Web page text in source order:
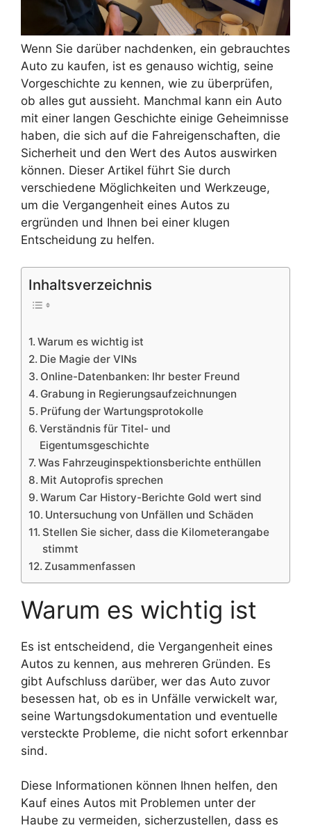
Wenn Sie darüber nachdenken, ein gebrauchtes
Auto zu kaufen, ist es genauso wichtig, seine
Vorgeschichte zu kennen, wie zu überprüfen,
ob alles gut aussieht. Manchmal kann ein Auto
mit einer langen Geschichte einige Geheimnisse
haben, die sich auf die Fahreigenschaften, die
Sicherheit und den Wert des Autos auswirken
können. Dieser Artikel führt Sie durch
verschiedene Möglichkeiten und Werkzeuge,
um die Vergangenheit eines Autos zu
ergründen und Ihnen bei einer klugen
Entscheidung zu helfen.
Inhaltsverzeichnis
Warum es wichtig ist
Die Magie der VINs
Online-Datenbanken: Ihr bester Freund
Grabung in Regierungsaufzeichnungen
Prüfung der Wartungsprotokolle
Verständnis für Titel- und
Eigentumsgeschichte
Was Fahrzeuginspektionsberichte enthüllen
Mit Autoprofis sprechen
Warum Car History-Berichte Gold wert sind
Untersuchung von Unfällen und Schäden
Stellen Sie sicher, dass die Kilometerangabe
stimmt
Zusammenfassen
Warum es wichtig ist
Es ist entscheidend, die Vergangenheit eines
Autos zu kennen, aus mehreren Gründen. Es
gibt Aufschluss darüber, wer das Auto zuvor
besessen hat, ob es in Unfälle verwickelt war,
seine Wartungsdokumentation und eventuelle
versteckte Probleme, die nicht sofort erkennbar
sind.
Diese Informationen können Ihnen helfen, den
Kauf eines Autos mit Problemen unter der
Haube zu vermeiden, sicherzustellen, dass es